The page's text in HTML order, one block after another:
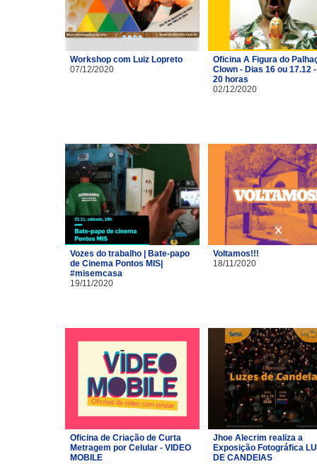
Workshop com Luiz Lopreto
07/12/2020
Oficina A Figura do
Clown - Dias 16 ou 17.12
20 horas
02/12/2020
Vozes do trabalho | Bate-papo
de Cinema Pontos MIS|
#misemcasa
19/11/2020
Voltamos!!!
18/11/2020
Oficina de Criação de Curta
Metragem por Celular - VIDEO
MOBILE
Jhoe Alecrim realiza a
Exposição Fotográfica
DE CANDEIAS